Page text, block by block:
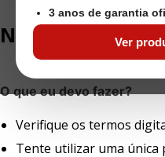
3 anos de garantia
Ver